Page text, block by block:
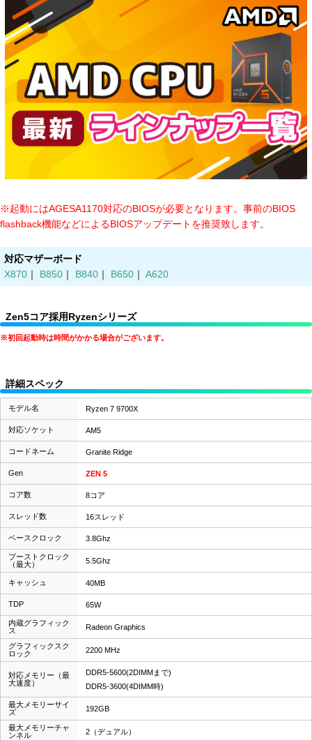
※起動にはAGESA1170対応のBIOSが必要となります。事前のBIOS
flashback機能などによるBIOSアップデートを推奨致します。
対応マザーボード
X870 ｜ B850 ｜ B840 ｜ B650 ｜ A620
Zen5コア採用Ryzenシリーズ
※初回起動時は時間がかかる場合がございます。
詳細スペック
モデル名 Ryzen 7 9700X
対応ソケット AM5
コードネーム Granite Ridge
Gen ZEN 5
コア数 8コア
スレッド数 16スレッド
ベースクロック 3.8Ghz
ブーストクロック
（最大）
5.5Ghz
キャッシュ 40MB
TDP 65W
内蔵グラフィック
ス
Radeon Graphics
グラフィックスク
ロック
2200 MHz
対応メモリー（最
大速度）
DDR5-5600(2DIMMまで)
DDR5-3600(4DIMM時)
最大メモリーサイ
ズ
192GB
最大メモリーチャ
ンネル
2（デュアル）